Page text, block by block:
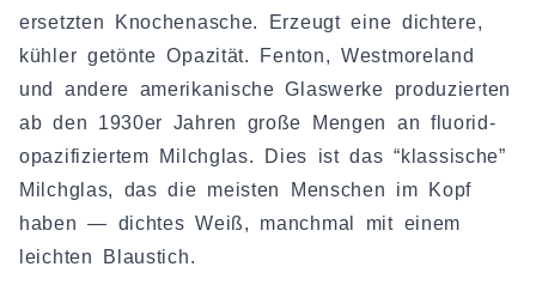
ersetzten Knochenasche. Erzeugt eine dichtere,
kühler getönte Opazität. Fenton, Westmoreland
und andere amerikanische Glaswerke produzierten
ab den 1930er Jahren große Mengen an fluorid-
opazifiziertem Milchglas. Dies ist das “klassische”
Milchglas, das die meisten Menschen im Kopf
haben — dichtes Weiß, manchmal mit einem
leichten Blaustich.